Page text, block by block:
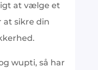
at vælge et
sikre din
wupti, så har